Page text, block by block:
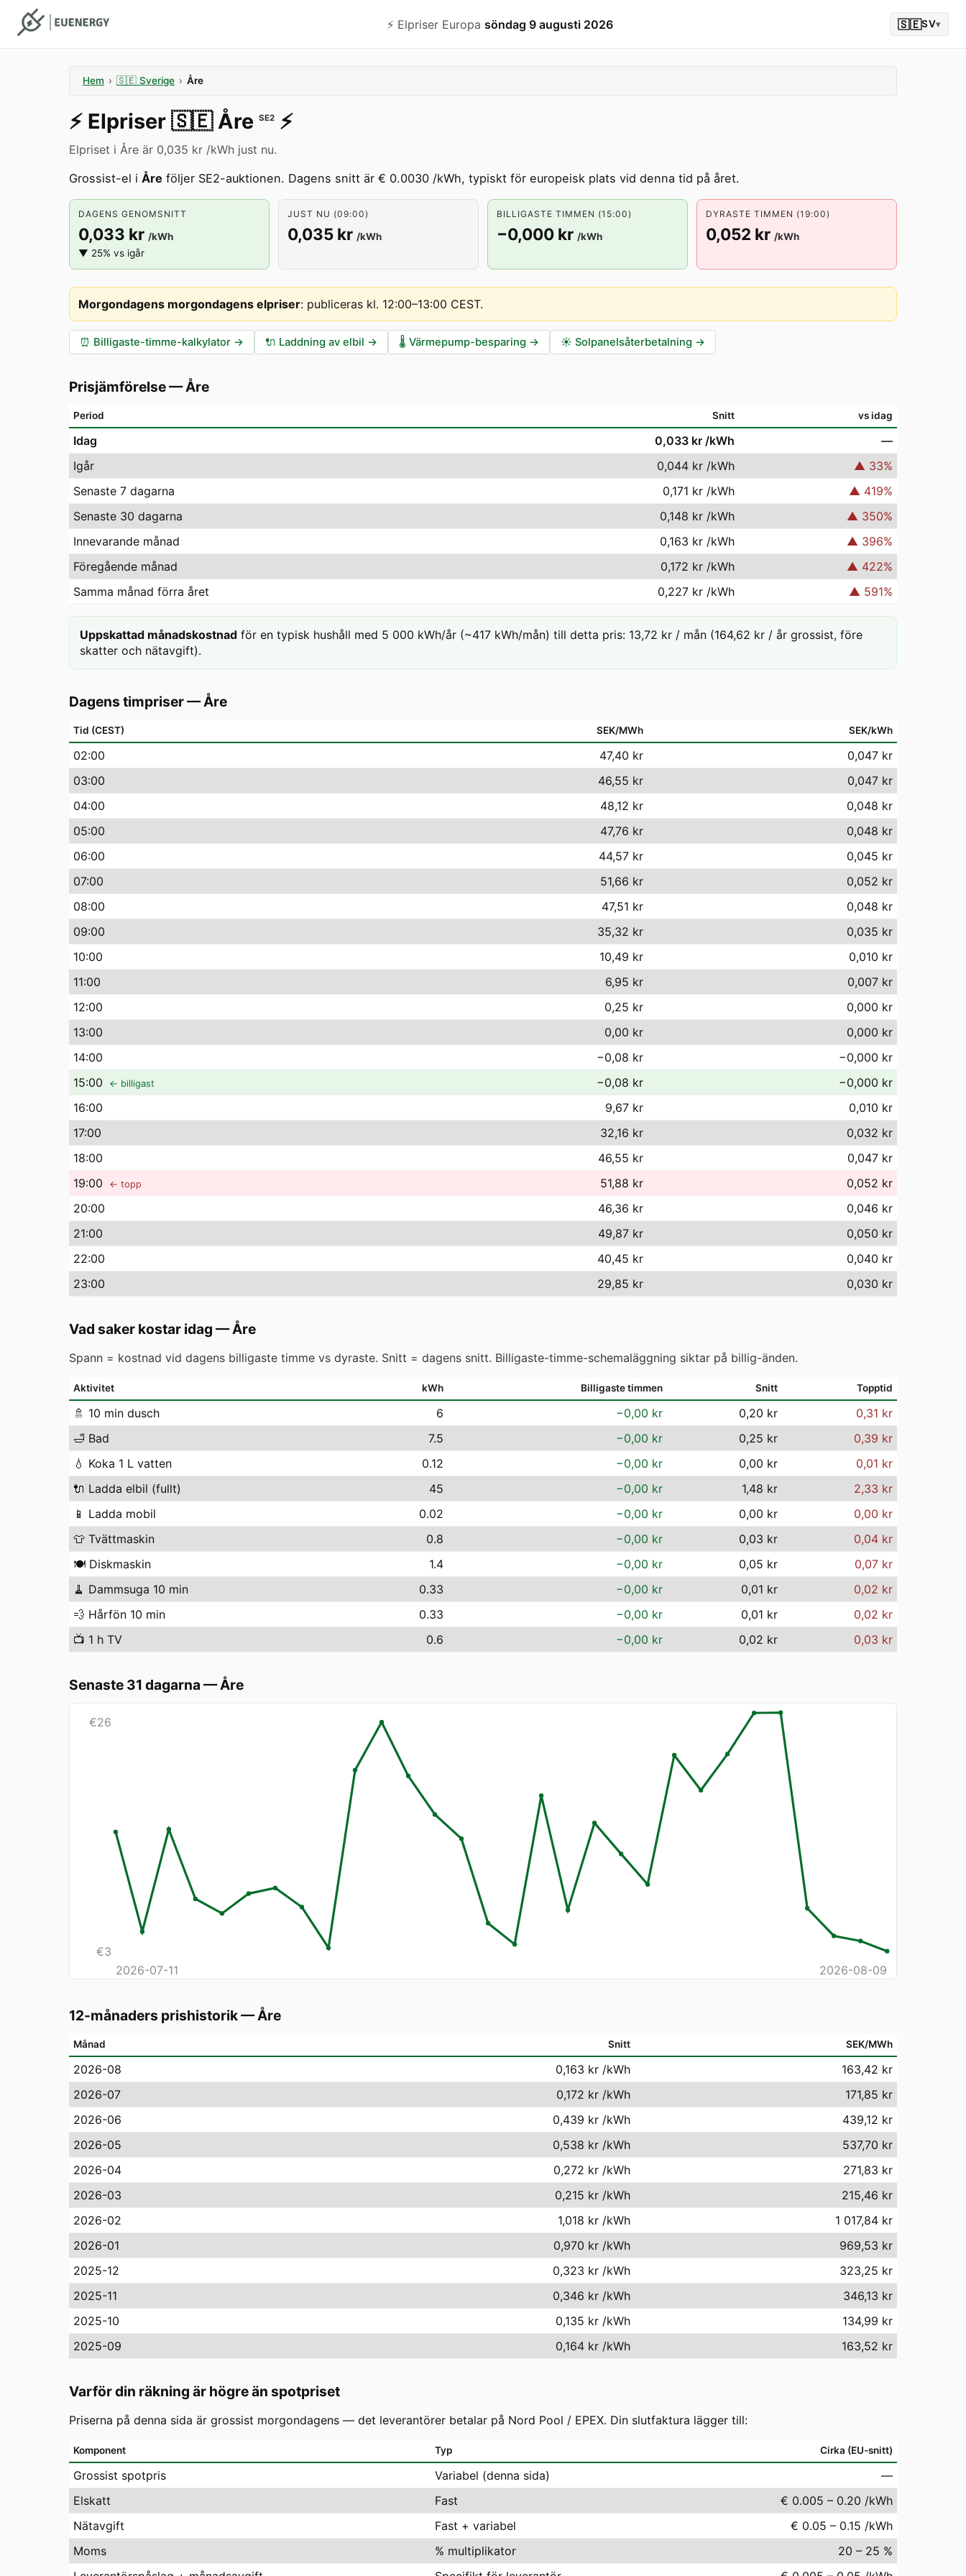
⚡️ Elpriser Europa söndag 9 augusti 2026 🇸🇪SV▾
Hem › 🇸🇪 Sverige › Åre
⚡️ Elpriser 🇸🇪 Åre SE2 ⚡️
Elpriset i Åre är 0,035 kr /kWh just nu.
Grossist-el i Åre följer SE2-auktionen. Dagens snitt är € 0.0030 /kWh, typiskt för europeisk plats vid denna tid på året.
DAGENS GENOMSNITT
0,033 kr /kWh
▼ 25% vs igår
JUST NU (09:00)
0,035 kr /kWh
BILLIGASTE TIMMEN (15:00)
−0,000 kr /kWh
DYRASTE TIMMEN (19:00)
0,052 kr /kWh
Morgondagens morgondagens elpriser: publiceras kl. 12:00–13:00 CEST.
⏰ Billigaste-timme-kalkylator → 🔌 Laddning av elbil → 🌡️ Värmepump-besparing → ☀️ Solpanelsåterbetalning →
Prisjämförelse—Åre
Period Snitt vs idag
Idag 0,033 kr /kWh
—
Igår
0,044 kr /kWh ▲ 33%
Senaste 7 dagarna
0,171 kr /kWh ▲ 419%
Senaste 30 dagarna
0,148 kr /kWh ▲ 350%
Innevarande månad
0,163 kr /kWh ▲ 396%
Föregående månad
0,172 kr /kWh ▲ 422%
Samma månad förra året
0,227 kr /kWh ▲ 591%
Uppskattad månadskostnad för en typisk hushåll med 5 000 kWh/år (~417 kWh/mån) till detta pris: 13,72 kr / mån (164,62 kr / år grossist, före
skatter och nätavgift).
Dagens timpriser—Åre
Tid (CEST) SEK/MWh SEK/kWh
02:00 47,40 kr
0,047 kr
03:00 46,55 kr
0,047 kr
04:00 48,12 kr
0,048 kr
05:00 47,76 kr
0,048 kr
06:00 44,57 kr
0,045 kr
07:00 51,66 kr
0,052 kr
08:00 47,51 kr
0,048 kr
09:00 35,32 kr
0,035 kr
10:00 10,49 kr
0,010 kr
11:00 6,95 kr
0,007 kr
12:00 0,25 kr
0,000 kr
13:00 0,00 kr
0,000 kr
14:00 −0,08 kr
−0,000 kr
15:00 ← billigast −0,08 kr
−0,000 kr
16:00 9,67 kr
0,010 kr
17:00 32,16 kr
0,032 kr
18:00 46,55 kr
0,047 kr
19:00 ← topp 51,88 kr
0,052 kr
20:00 46,36 kr
0,046 kr
21:00 49,87 kr
0,050 kr
22:00 40,45 kr
0,040 kr
23:00 29,85 kr 0,030 kr
Vad saker kostar idag —Åre
Spann = kostnad vid dagens billigaste timme vs dyraste. Snitt = dagens snitt. Billigaste-timme-schemaläggning siktar på billig-änden.
Aktivitet kWh Billigaste timmen Snitt Topptid
🚿 10 min dusch 6 −0,00 kr 0,20 kr
0,31 kr
🛁 Bad 7.5 −0,00 kr 0,25 kr
0,39 kr
💧 Koka 1 L vatten 0.12 −0,00 kr 0,00 kr
0,01 kr
🔌 Ladda elbil (fullt) 45 −0,00 kr 1,48 kr
2,33 kr
📱 Ladda mobil 0.02 −0,00 kr 0,00 kr
0,00 kr
👕 Tvättmaskin 0.8 −0,00 kr 0,03 kr
0,04 kr
🍽️ Diskmaskin 1.4 −0,00 kr 0,05 kr
0,07 kr
🧹 Dammsuga 10 min 0.33 −0,00 kr 0,01 kr
0,02 kr
💨 Hårfön 10 min 0.33 −0,00 kr 0,01 kr
0,02 kr
📺 1 h TV 0.6 −0,00 kr 0,02 kr 0,03 kr
Senaste 31 dagarna —Åre
€26
€3
2026-07-11
2026-08-09
12-månaders prishistorik—Åre
Månad Snitt SEK/MWh
2026-08 0,163 kr /kWh
163,42 kr
2026-07
0,172 kr /kWh
171,85 kr
2026-06
0,439 kr /kWh
439,12 kr
2026-05
0,538 kr /kWh
537,70 kr
2026-04
0,272 kr /kWh
271,83 kr
2026-03
0,215 kr /kWh
215,46 kr
2026-02
1,018 kr /kWh
1 017,84 kr
2026-01
0,970 kr /kWh
969,53 kr
2025-12
0,323 kr /kWh
323,25 kr
2025-11
0,346 kr /kWh
346,13 kr
2025-10
0,135 kr /kWh
134,99 kr
2025-09
0,164 kr /kWh 163,52 kr
Varför din räkning är högre än spotpriset
Priserna på denna sida är grossist morgondagens — det leverantörer betalar på Nord Pool / EPEX. Din slutfaktura lägger till:
Komponent Typ Cirka (EU-snitt)
Grossist spotpris Variabel (denna sida)
—
Elskatt
Fast
€ 0.005 – 0.20 /kWh
Nätavgift
Fast + variabel
€ 0.05 – 0.15 /kWh
Moms
% multiplikator
20 – 25 %